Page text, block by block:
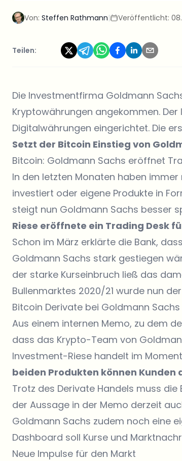
Von: Steffen Rathmann| Veröffentlicht:
Teilen:
Die Investmentfirma Goldmann
Kryptowährungen angekommen.
Digitalwährungen eingerichtet. Die
Setzt der Bitcoin Einstieg von
Bitcoin: Goldmann Sachs eröffnet
In den letzten Monaten haben
investiert oder eigene Produkte in
steigt nun Goldmann Sachs besser
Riese eröffnete ein Trading Desk
Schon im März erklärte die Bank,
Goldmann Sachs stark gestiegen
der starke Kurseinbruch ließ das
Bullenmarktes 2020/21 wurde nun
Bitcoin Derivate bei Goldmann Sachs
Aus einem internen Memo, zu dem
dass das Krypto-Team von
Investment-Riese handelt im
beiden Produkten können
Trotz des Derivate Handels muss die
der Aussage in der Memo derzeit
Goldmann Sachs zudem noch eine
Dashboard soll Kurse und
Neue Impulse für den Markt